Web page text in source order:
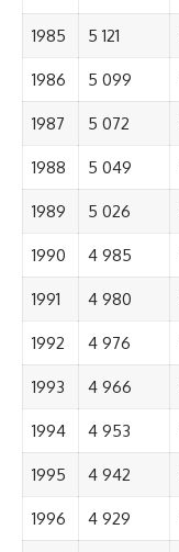
1985 5 121
1986 5 099
1987 5 072
1988 5 049
1989 5 026
1990 4 985
1991 4 980
1992 4 976
1993 4 966
1994 4 953
1995 4 942
1996 4 929